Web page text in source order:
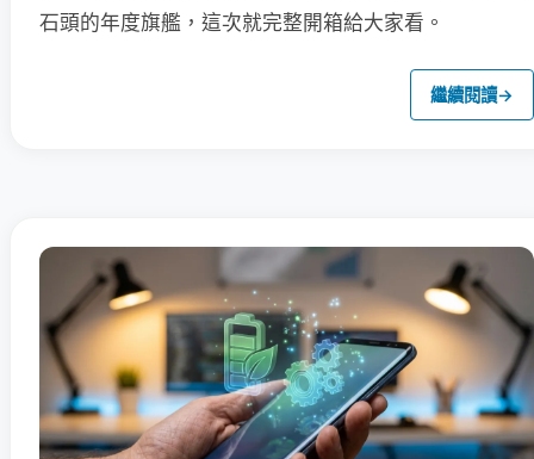
石頭的年度旗艦，這次就完整開箱給大家看。
繼續閱讀→